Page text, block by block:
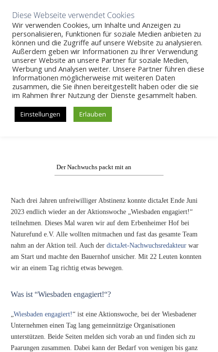
Aktuelles Unternehmen
SKIP
TO
CONTENT
CSR bei dictaJet>>Wiesbaden engagiert! – dictaJet im
dynamischen Agroforst
Wiesbaden engagiert! – dictaJet im dynamischen
Agroforst
Der Nachwuchs packt mit an
Nach drei Jahren unfreiwilliger Abstinenz konnte dictaJet Ende Juni
2023 endlich wieder an der Aktionswoche „Wiesbaden engagiert!“
teilnehmen. Dieses Mal waren wir auf dem Erbenheimer Hof bei
Naturefund e.V. Alle wollten mitmachen und fast das gesamte Team
nahm an der Aktion teil. Auch derdictaJet-Nachwuchsredakteur war
am Start und machte den Bauernhof unsicher. Mit 22 Leuten konnten
wir an einem Tag richtig etwas bewegen.
Was ist “Wiesbaden engagiert!“?
„Wiesbaden engagiert!“ ist eine Aktionswoche, bei der Wiesbadener
Unternehmen einen Tag lang gemeinnützige Organisationen
unterstützen. Beide Seiten melden sich vorab an und finden sich zu
Paarungen zusammen. Dabei kann der Bedarf von wenigen bis ganz
Diese Webseite verwendet Cookies
Wir verwenden Cookies, um Inhalte und Anzeigen zu
personalisieren, Funktionen für soziale Medien anbieten zu
können und die Zugriffe auf unsere Website zu analysieren.
Außerdem geben wir Informationen zu Ihrer Verwendung
unserer Website an unsere Partner für soziale Medien,
Werbung und Analysen weiter. Unsere Partner führen diese
Informationen möglicherweise mit weiteren Daten
zusammen, die Sie ihnen bereitgestellt haben oder die sie
im Rahmen Ihrer Nutzung der Dienste gesammelt haben.
Einstellungen Erlauben